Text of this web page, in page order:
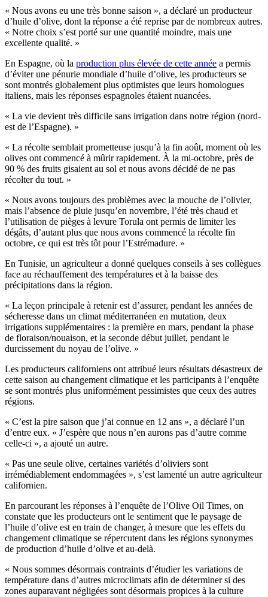
« Nous avons eu une très bonne saison », a déclaré un producteur
d’huile d’olive, dont la réponse a été reprise par de nombreux autres.
« Notre choix s’est porté sur une quantité moindre, mais une
excellente qualité. »
En Espagne, où la production plus élevée de cette année a permis
d’éviter une pénurie mondiale d’huile d’olive, les producteurs se
sont montrés globalement plus optimistes que leurs homologues
italiens, mais les réponses espagnoles étaient nuancées.
« La vie devient très difficile sans irrigation dans notre région (nord-
est de l’Espagne). »
« La récolte semblait prometteuse jusqu’à la fin août, moment où les
olives ont commencé à mûrir rapidement. À la mi-octobre, près de
90 % des fruits gisaient au sol et nous avons décidé de ne pas
récolter du tout. »
« Nous avons toujours des problèmes avec la mouche de l’olivier,
mais l’absence de pluie jusqu’en novembre, l’été très chaud et
l’utilisation de pièges à levure Torula ont permis de limiter les
dégâts, d’autant plus que nous avons commencé la récolte fin
octobre, ce qui est très tôt pour l’Estrémadure. »
En Tunisie, un agriculteur a donné quelques conseils à ses collègues
face au réchauffement des températures et à la baisse des
précipitations dans la région.
« La leçon principale à retenir est d’assurer, pendant les années de
sécheresse dans un climat méditerranéen en mutation, deux
irrigations supplémentaires : la première en mars, pendant la phase
de floraison/nouaison, et la seconde début juillet, pendant le
durcissement du noyau de l’olive. »
Les producteurs californiens ont attribué leurs résultats désastreux de
cette saison au changement climatique et les participants à l’enquête
se sont montrés plus uniformément pessimistes que ceux des autres
régions.
« C’est la pire saison que j’ai connue en 12 ans », a déclaré l’un
d’entre eux. « J’espère que nous n’en aurons pas d’autre comme
celle-ci », a ajouté un autre.
« Pas une seule olive, certaines variétés d’oliviers sont
irrémédiablement endommagées », s’est lamenté un autre agriculteur
californien.
En parcourant les réponses à l’enquête de l’Olive Oil Times, on
constate que les producteurs ont le sentiment que le paysage de
l’huile d’olive est en train de changer, à mesure que les effets du
changement climatique se répercutent dans les régions synonymes
de production d’huile d’olive et au-delà.
« Nous sommes désormais contraints d’étudier les variations de
température dans d’autres microclimats afin de déterminer si des
zones auparavant négligées sont désormais propices à la culture